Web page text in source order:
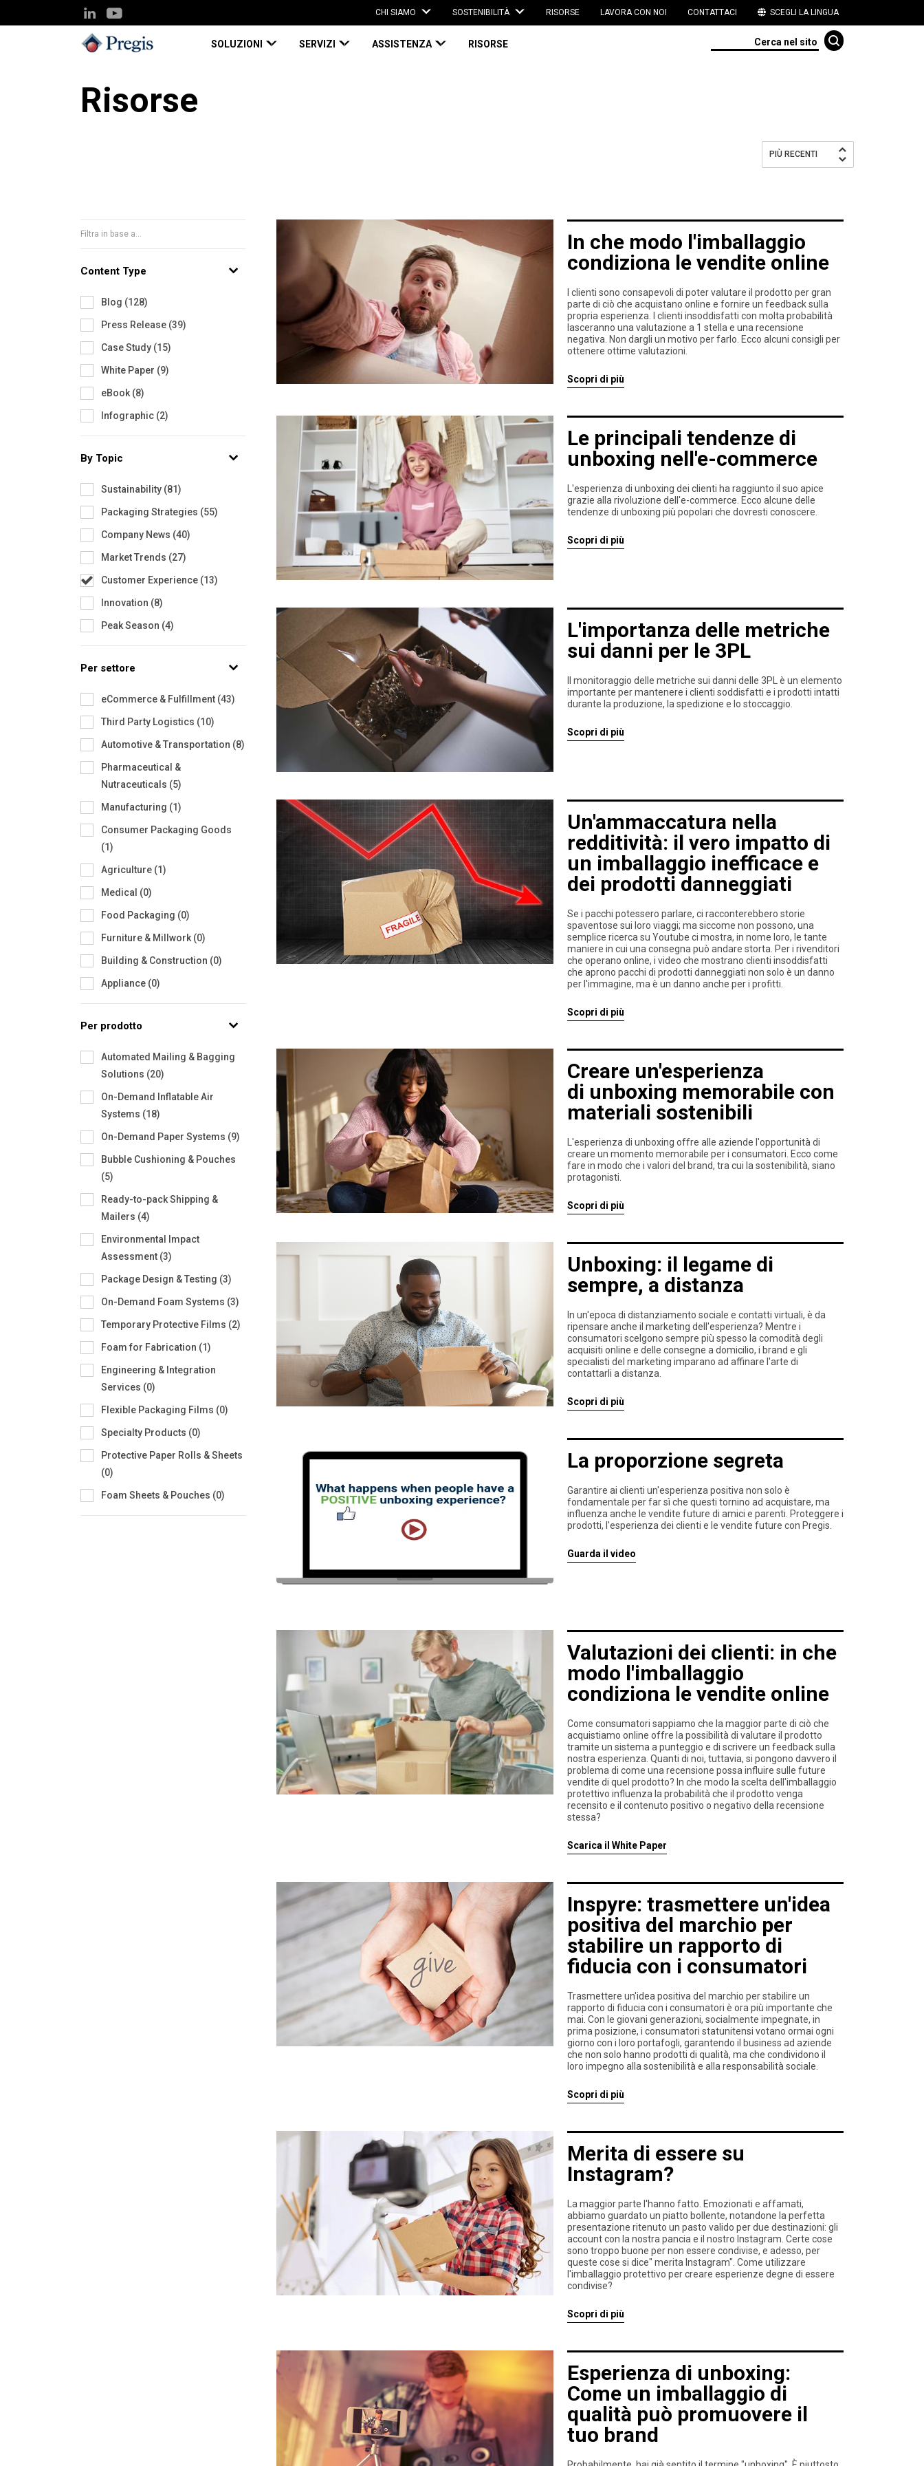
CHI SIAMO SOSTENIBILITÀ RISORSE LAVORA CON NOI CONTATTACI SCEGLI LA LINGUA
SOLUZIONI SERVIZI ASSISTENZA RISORSE
Risorse
PIÙ RECENTI
Filtra in base a...
Content Type
Blog (128)
Press Release (39)
Case Study (15)
White Paper (9)
eBook (8)
Infographic (2)
By Topic
Sustainability (81)
Packaging Strategies (55)
Company News (40)
Market Trends (27)
Customer Experience (13)
Innovation (8)
Peak Season (4)
Per settore
eCommerce & Fulfillment (43)
Third Party Logistics (10)
Automotive & Transportation (8)
Pharmaceutical &
Nutraceuticals (5)
Manufacturing (1)
Consumer Packaging Goods
(1)
Agriculture (1)
Medical (0)
Food Packaging (0)
Furniture & Millwork (0)
Building & Construction (0)
Appliance (0)
Per prodotto
Automated Mailing & Bagging
Solutions (20)
On-Demand Inflatable Air
Systems (18)
On-Demand Paper Systems (9)
Bubble Cushioning & Pouches
(5)
Ready-to-pack Shipping &
Mailers (4)
Environmental Impact
Assessment (3)
Package Design & Testing (3)
On-Demand Foam Systems (3)
Temporary Protective Films (2)
Foam for Fabrication (1)
Engineering & Integration
Services (0)
Flexible Packaging Films (0)
Specialty Products (0)
Protective Paper Rolls & Sheets
(0)
Foam Sheets & Pouches (0)
In che modo l'imballaggio
condiziona le vendite online
I clienti sono consapevoli di poter valutare il prodotto per gran
parte di ciò che acquistano online e fornire un feedback sulla
propria esperienza. I clienti insoddisfatti con molta probabilità
lasceranno una valutazione a 1 stella e una recensione
negativa. Non dargli un motivo per farlo. Ecco alcuni consigli per
ottenere ottime valutazioni.
Scopri di più
Le principali tendenze di
unboxing nell'e-commerce
L'esperienza di unboxing dei clienti ha raggiunto il suo apice
grazie alla rivoluzione dell'e-commerce. Ecco alcune delle
tendenze di unboxing più popolari che dovresti conoscere.
Scopri di più
L'importanza delle metriche
sui danni per le 3PL
Il monitoraggio delle metriche sui danni delle 3PL è un elemento
importante per mantenere i clienti soddisfatti e i prodotti intatti
durante la produzione, la spedizione e lo stoccaggio.
Scopri di più
Un'ammaccatura nella
redditività: il vero impatto di
un imballaggio inefficace e
dei prodotti danneggiati
Se i pacchi potessero parlare, ci racconterebbero storie
spaventose sui loro viaggi; ma siccome non possono, una
semplice ricerca su Youtube ci mostra, in nome loro, le tante
maniere in cui una consegna può andare storta. Per i rivenditori
che operano online, i video che mostrano clienti insoddisfatti
che aprono pacchi di prodotti danneggiati non solo è un danno
per l'immagine, ma è un danno anche per i profitti.
Scopri di più
Creare un'esperienza
di unboxing memorabile con
materiali sostenibili
L'esperienza di unboxing offre alle aziende l'opportunità di
creare un momento memorabile per i consumatori. Ecco come
fare in modo che i valori del brand, tra cui la sostenibilità, siano
protagonisti.
Scopri di più
Unboxing: il legame di
sempre, a distanza
In un'epoca di distanziamento sociale e contatti virtuali, è da
ripensare anche il marketing dell'esperienza? Mentre i
consumatori scelgono sempre più spesso la comodità degli
acquisiti online e delle consegne a domicilio, i brand e gli
specialisti del marketing imparano ad affinare l'arte di
contattarli a distanza.
Scopri di più
La proporzione segreta
Garantire ai clienti un'esperienza positiva non solo è
fondamentale per far sì che questi tornino ad acquistare, ma
influenza anche le vendite future di amici e parenti. Proteggere i
prodotti, l'esperienza dei clienti e le vendite future con Pregis.
Guarda il video
Valutazioni dei clienti: in che
modo l'imballaggio
condiziona le vendite online
Come consumatori sappiamo che la maggior parte di ciò che
acquistiamo online offre la possibilità di valutare il prodotto
tramite un sistema a punteggio e di scrivere un feedback sulla
nostra esperienza. Quanti di noi, tuttavia, si pongono davvero il
problema di come una recensione possa influire sulle future
vendite di quel prodotto? In che modo la scelta dell'imballaggio
protettivo influenza la probabilità che il prodotto venga
recensito e il contenuto positivo o negativo della recensione
stessa?
Scarica il White Paper
Inspyre: trasmettere un'idea
positiva del marchio per
stabilire un rapporto di
fiducia con i consumatori
Trasmettere un'idea positiva del marchio per stabilire un
rapporto di fiducia con i consumatori è ora più importante che
mai. Con le giovani generazioni, socialmente impegnate, in
prima posizione, i consumatori statunitensi votano ormai ogni
giorno con i loro portafogli, garantendo il business ad aziende
che non solo hanno prodotti di qualità, ma che condividono il
loro impegno alla sostenibilità e alla responsabilità sociale.
Scopri di più
Merita di essere su
Instagram?
La maggior parte l'hanno fatto. Emozionati e affamati,
abbiamo guardato un piatto bollente, notandone la perfetta
presentazione ritenuto un pasto valido per due destinazioni: gli
account con la nostra pancia e il nostro Instagram. Certe cose
sono troppo buone per non essere condivise, e adesso, per
queste cose si dice" merita Instagram". Come utilizzare
l'imballaggio protettivo per creare esperienze degne di essere
condivise?
Scopri di più
Esperienza di unboxing:
Come un imballaggio di
qualità può promuovere il
tuo brand